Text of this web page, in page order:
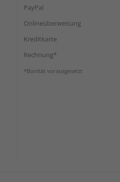
PayPal
Onlineüberweisung
Kreditkarte
Rechnung*
*Bonität vorausgesetzt